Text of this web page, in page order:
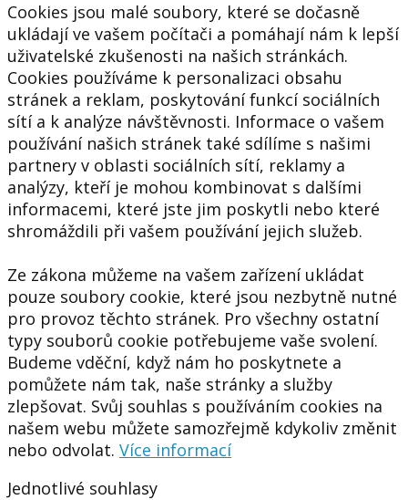
Cookies jsou malé soubory, které se dočasně
ukládají ve vašem počítači a pomáhají nám k lepší
uživatelské zkušenosti na našich stránkách.
Cookies používáme k personalizaci obsahu
stránek a reklam, poskytování funkcí sociálních
sítí a k analýze návštěvnosti. Informace o vašem
používání našich stránek také sdílíme s našimi
partnery v oblasti sociálních sítí, reklamy a
analýzy, kteří je mohou kombinovat s dalšími
informacemi, které jste jim poskytli nebo které
shromáždili při vašem používání jejich služeb.
Ze zákona můžeme na vašem zařízení ukládat
pouze soubory cookie, které jsou nezbytně nutné
pro provoz těchto stránek. Pro všechny ostatní
typy souborů cookie potřebujeme vaše svolení.
Budeme vděční, když nám ho poskytnete a
pomůžete nám tak, naše stránky a služby
zlepšovat. Svůj souhlas s používáním cookies na
našem webu můžete samozřejmě kdykoliv změnit
nebo odvolat. Více informací
Jednotlivé souhlasy